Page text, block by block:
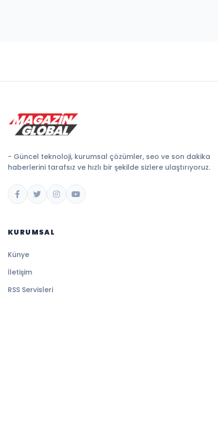
- Güncel teknoloji, kurumsal çözümler, seo ve son dakika
haberlerini tarafsız ve hızlı bir şekilde sizlere ulaştırıyoruz.
KURUMSAL
Künye
İletişim
RSS Servisleri